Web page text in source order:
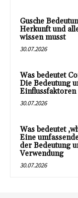
Gusche
Herkunft und
wissen musst
30.07.2026
Was bedeutet
Die Bedeutung
Einflussfaktoren
30.07.2026
Was bedeutet
Eine
der Bedeutung
Verwendung
30.07.2026